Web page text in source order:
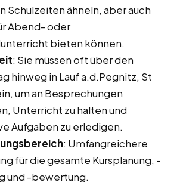
Schulzeiten ähneln, aber auch
Abend- oder
bieten können.
: Sie müssen oft über den
hinweg in Lauf a.d.Pegnitz, St
um an Besprechungen
Unterricht zu halten und
Aufgaben zu erledigen.
: Umfangreichere
für die gesamte Kursplanung, -
und -bewertung.